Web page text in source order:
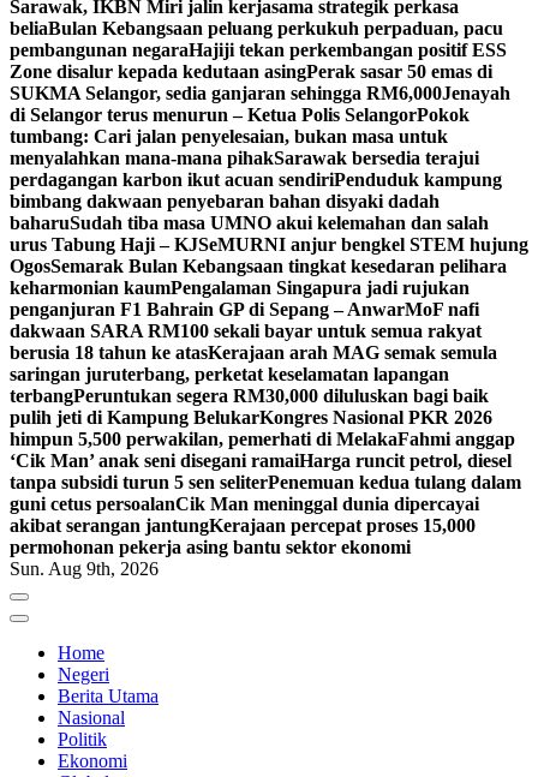
Sarawak, IKBN Miri jalin kerjasama strategik perkasa
beliaBulan Kebangsaan peluang perkukuh perpaduan, pacu
pembangunan negaraHajiji tekan perkembangan positif ESS
Zone disalur kepada kedutaan asingPerak sasar 50 emas di
SUKMA Selangor, sedia ganjaran sehingga RM6,000Jenayah
di Selangor terus menurun – Ketua Polis SelangorPokok
tumbang: Cari jalan penyelesaian, bukan masa untuk
menyalahkan mana-mana pihakSarawak bersedia terajui
perdagangan karbon ikut acuan sendiriPenduduk kampung
bimbang dakwaan penyebaran bahan disyaki dadah
baharuSudah tiba masa UMNO akui kelemahan dan salah
urus Tabung Haji – KJSeMURNI anjur bengkel STEM hujung
OgosSemarak Bulan Kebangsaan tingkat kesedaran pelihara
keharmonian kaumPengalaman Singapura jadi rujukan
penganjuran F1 Bahrain GP di Sepang – AnwarMoF nafi
dakwaan SARA RM100 sekali bayar untuk semua rakyat
berusia 18 tahun ke atasKerajaan arah MAG semak semula
saringan juruterbang, perketat keselamatan lapangan
terbangPeruntukan segera RM30,000 diluluskan bagi baik
pulih jeti di Kampung BelukarKongres Nasional PKR 2026
himpun 5,500 perwakilan, pemerhati di MelakaFahmi anggap
‘Cik Man’ anak seni disegani ramaiHarga runcit petrol, diesel
tanpa subsidi turun 5 sen seliterPenemuan kedua tulang dalam
guni cetus persoalanCik Man meninggal dunia dipercayai
akibat serangan jantungKerajaan percepat proses 15,000
permohonan pekerja asing bantu sektor ekonomi
Sun. Aug 9th, 2026
Home
Negeri
Berita Utama
Nasional
Politik
Ekonomi